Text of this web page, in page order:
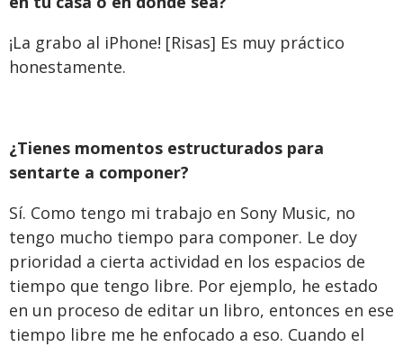
¡La grabo al iPhone! [Risas] Es muy práctico
honestamente.
¿Tienes momentos estructurados para
sentarte a componer?
Sí. Como tengo mi trabajo en Sony Music, no
tengo mucho tiempo para componer. Le doy
prioridad a cierta actividad en los espacios de
tiempo que tengo libre. Por ejemplo, he estado
en un proceso de editar un libro, entonces en ese
tiempo libre me he enfocado a eso. Cuando el